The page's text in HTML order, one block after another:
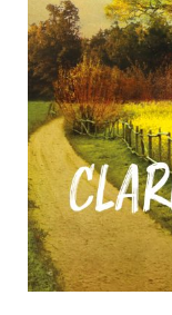
AUTEURS
À PROPOS
CONTACT